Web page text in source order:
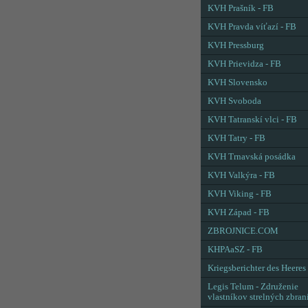
KVH Prašník - FB
KVH Pravda víťazí - FB
KVH Pressburg
KVH Prievidza - FB
KVH Slovensko
KVH Svoboda
KVH Tatranskí vlci - FB
KVH Tatry - FB
KVH Trnavská posádka
KVH Valkýra - FB
KVH Viking - FB
KVH Západ - FB
ZBROJNICE.COM
KHPAaSZ - FB
Kriegsberichter des Heeres
Legis Telum - Združenie
vlastníkov strelných